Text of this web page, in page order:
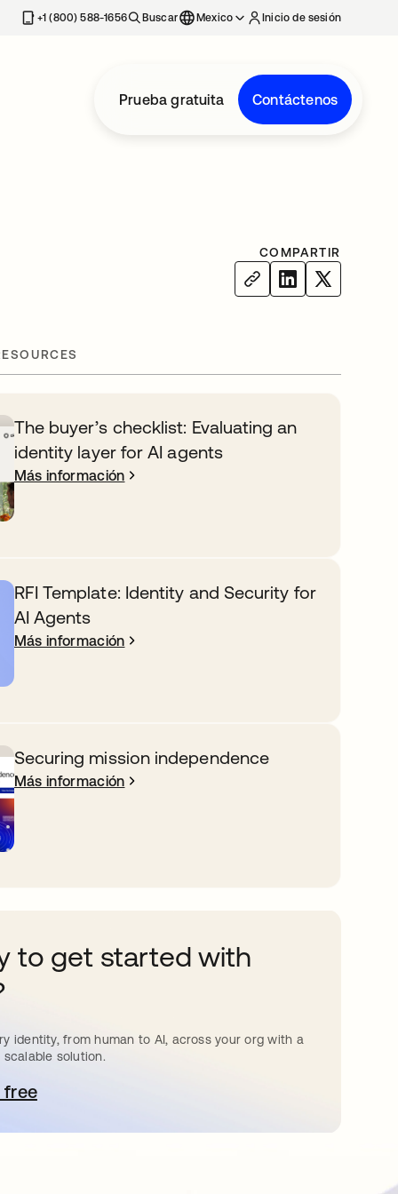
nueva
+1 (800) 588-1656 Buscar Mexico Inicio de sesión
Prueba gratuita Contáctenos
COMPARTIR
The buyer’s checklist: Evaluating an
identity layer for AI agents
Más información
RFI Template: Identity and Security for
AI Agents
Más información
Securing mission independence
Más información
to get started with
identity, from human to AI, across your org with a
solution.
free
abre en una pestaña nueva